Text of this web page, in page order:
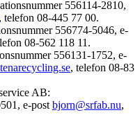
556114-2810,
, telefon 08-445 77 00.
556774-5046, e-
08-562 118 11.
556131-1752, e-
, telefon 08-83
AB:
e-post bjorn@srfab.nu,